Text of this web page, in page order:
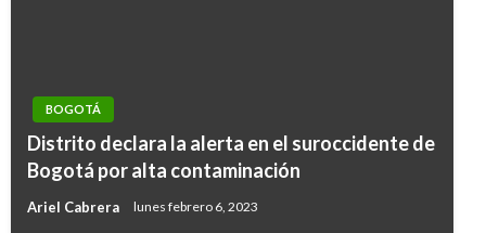
BOGOTÁ
Distrito declara la alerta en el suroccidente de
Bogotá por alta contaminación
Ariel Cabrera lunes febrero 6, 2023
Bogotá es líder en movilidad en el mundo: